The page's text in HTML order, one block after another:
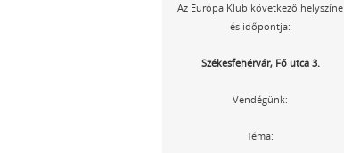
Az Európa Klub következő helyszíne
és időpontja:
Székesfehérvár, Fő utca 3.
Vendégünk:
Téma: